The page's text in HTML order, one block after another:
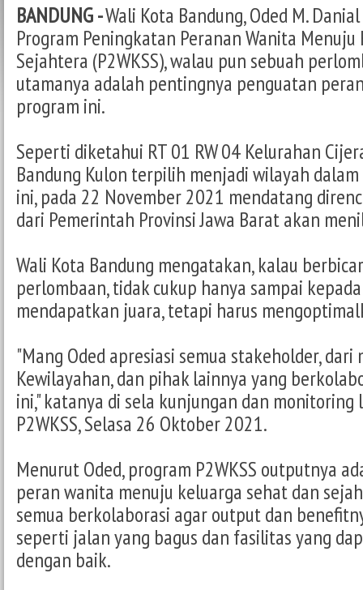
BANDUNG -Wali Kota Bandung, Oded M.
Program Peningkatan Peranan Wanita
Sejahtera (P2WKSS), walau pun sebuah
utamanya adalah pentingnya penguatan
program ini.
Seperti diketahui RT 01 RW 04 Kelurahan
Bandung Kulon terpilih menjadi wilayah
ini, pada 22 November 2021 mendatang
dari Pemerintah Provinsi Jawa Barat akan
Wali Kota Bandung mengatakan, kalau
perlombaan, tidak cukup hanya sampai
mendapatkan juara, tetapi harus
"Mang Oded apresiasi semua stakeholder, dari
Kewilayahan, dan pihak lainnya yang
ini," katanya di sela kunjungan dan monitoring
P2WKSS, Selasa 26 Oktober 2021.
Menurut Oded, program P2WKSS outputnya
peran wanita menuju keluarga sehat dan
semua berkolaborasi agar output dan
seperti jalan yang bagus dan fasilitas yang
dengan baik.